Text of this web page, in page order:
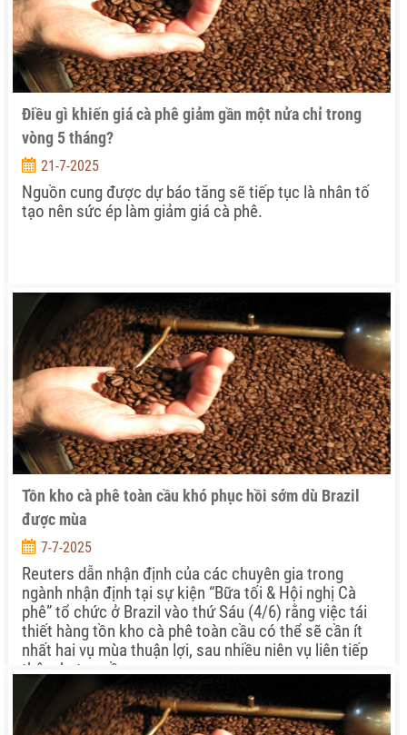
Điều gì khiến giá cà phê giảm gần một nửa chỉ trong
vòng 5 tháng?
21-7-2025
Nguồn cung được dự báo tăng sẽ tiếp tục là nhân tố
tạo nên sức ép làm giảm giá cà phê.
Tồn kho cà phê toàn cầu khó phục hồi sớm dù Brazil
được mùa
7-7-2025
Reuters dẫn nhận định của các chuyên gia trong
ngành nhận định tại sự kiện “Bữa tối & Hội nghị Cà
phê” tổ chức ở Brazil vào thứ Sáu (4/6) rằng việc tái
thiết hàng tồn kho cà phê toàn cầu có thể sẽ cần ít
nhất hai vụ mùa thuận lợi, sau nhiều niên vụ liên tiếp
thâm hụt nguồn cung,